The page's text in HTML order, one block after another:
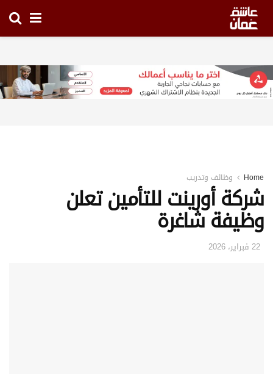
Home وظائف وتدريب
شركة أورينت للتأمين تعلن
وظيفة شاغرة
22 فبراير، 2026